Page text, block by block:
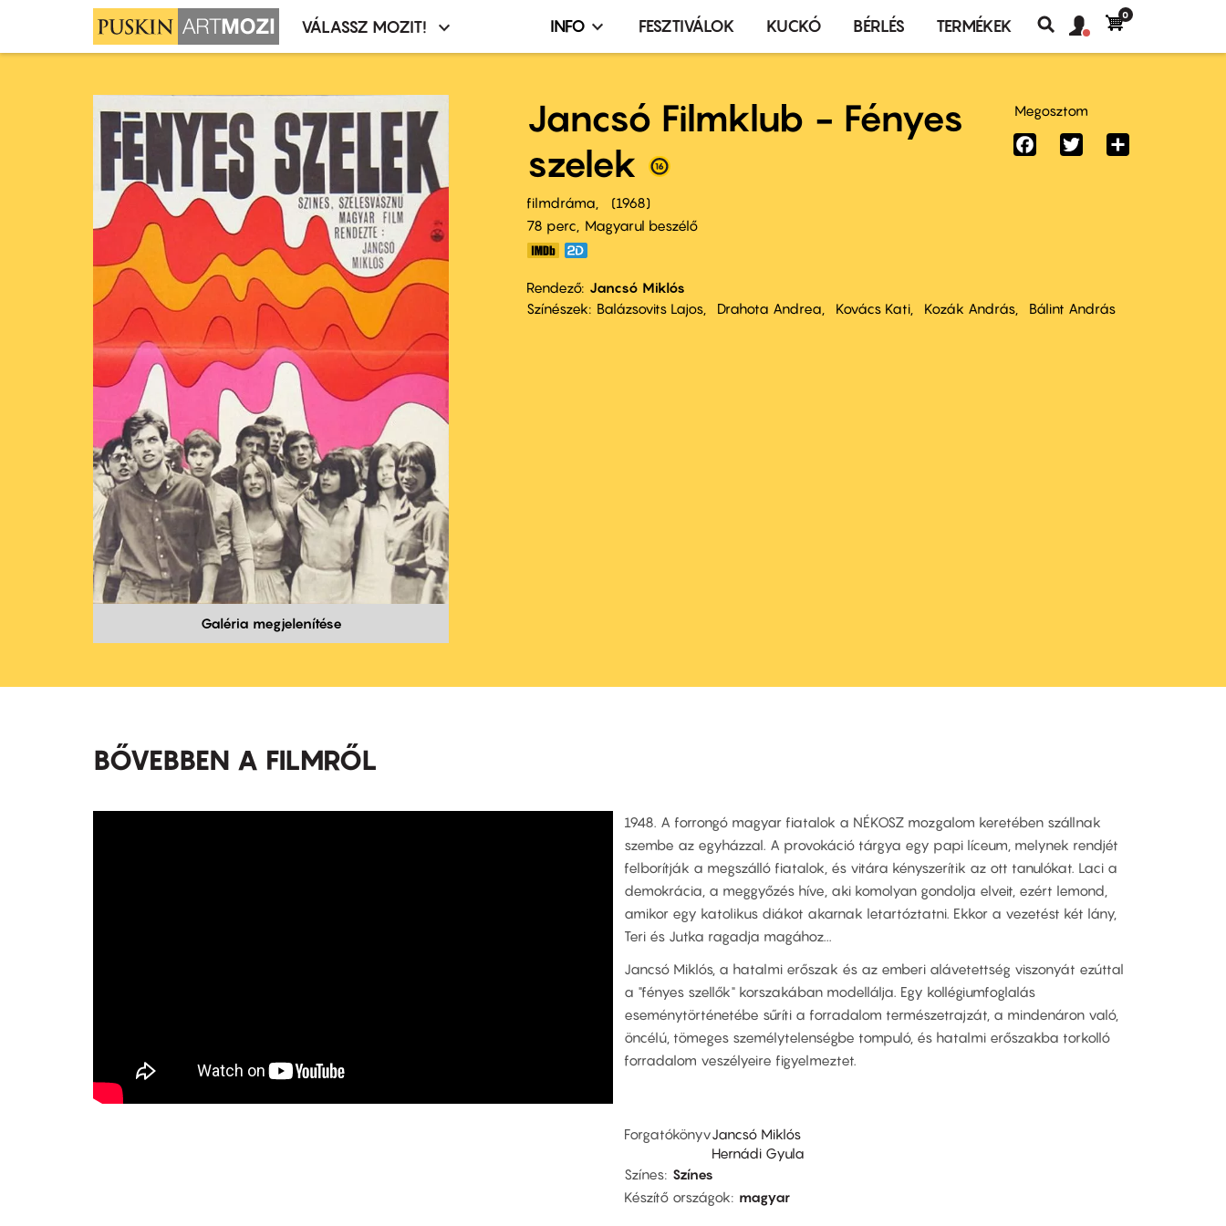
Moziválasztó
VÁLASSZ MOZIT!
Infó,
terembérlés
menü
INFO FESZTIVÁLOK KUCKÓ BÉRLÉS TERMÉKEK
Keresés
fiók
Felhasználói
0
Galéria megjelenítése
Jancsó Filmklub - Fényes
szelek
filmdráma
1968
78 perc,
Magyarul beszélő
Rendező Jancsó Miklós
Színészek
Balázsovits Lajos Drahota Andrea Kovács Kati Kozák András Bálint András
Megosztom
FacebookTwitter
BŐVEBBEN A FILMRŐL
1948. A forrongó magyar fiatalok a NÉKOSZ mozgalom keretében szállnak
szembe az egyházzal. A provokáció tárgya egy papi líceum, melynek rendjét
felborítják a megszálló fiatalok, és vitára kényszerítik az ott tanulókat. Laci a
demokrácia, a meggyőzés híve, aki komolyan gondolja elveit, ezért lemond,
amikor egy katolikus diákot akarnak letartóztatni. Ekkor a vezetést két lány,
Teri és Jutka ragadja magához...
Jancsó Miklós, a hatalmi erőszak és az emberi alávetettség viszonyát ezúttal
a "fényes szellők" korszakában modellálja. Egy kollégiumfoglalás
eseménytörténetébe sűríti a forradalom természetrajzát, a mindenáron való,
öncélú, tömeges személytelenségbe tompuló, és hatalmi erőszakba torkolló
forradalom veszélyeire figyelmeztet.
ForgatókönyvJancsó Miklós
Hernádi Gyula
Színes Színes
Készítő országok
magyar